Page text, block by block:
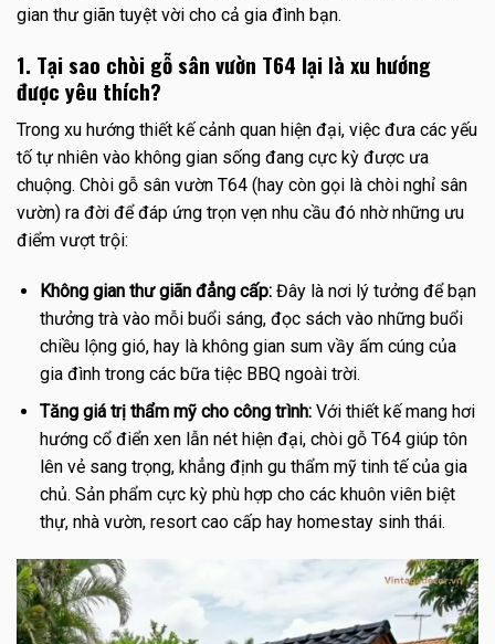
gian thư giãn tuyệt vời cho cả gia đình bạn.
1. Tại sao chòi gỗ sân vườn T64 lại là xu hướng
được yêu thích?
Trong xu hướng thiết kế cảnh quan hiện đại, việc đưa các yếu
tố tự nhiên vào không gian sống đang cực kỳ được ưa
chuộng. Chòi gỗ sân vườn T64 (hay còn gọi là chòi nghỉ sân
vườn) ra đời để đáp ứng trọn vẹn nhu cầu đó nhờ những ưu
điểm vượt trội:
Không gian thư giãn đẳng cấp:Đây là nơi lý tưởng để bạn
thưởng trà vào mỗi buổi sáng, đọc sách vào những buổi
chiều lộng gió, hay là không gian sum vầy ấm cúng của
gia đình trong các bữa tiệc BBQ ngoài trời.
Tăng giá trị thẩm mỹ cho công trình:Với thiết kế mang hơi
hướng cổ điển xen lẫn nét hiện đại, chòi gỗ T64 giúp tôn
lên vẻ sang trọng, khẳng định gu thẩm mỹ tinh tế của gia
chủ. Sản phẩm cực kỳ phù hợp cho các khuôn viên biệt
thự, nhà vườn, resort cao cấp hay homestay sinh thái.